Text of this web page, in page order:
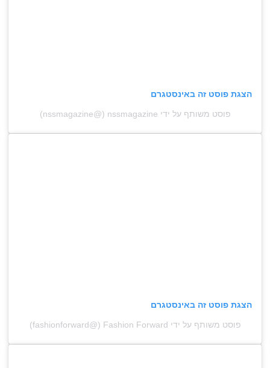
הצגת פוסט זה באינסטגרם
פוסט משותף על ידי ‏‎nssmagazine‎‏ (@‏‎nssmagazine‎‏)
הצגת פוסט זה באינסטגרם
פוסט משותף על ידי ‏‎Fashion Forward‎‏ (@‏‎fashionforward‎‏)